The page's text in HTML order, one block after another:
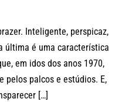
Inteligente, perspicaz,
última é uma característica
em idos dos anos 1970,
pelos palcos e estúdios. E,
[…]